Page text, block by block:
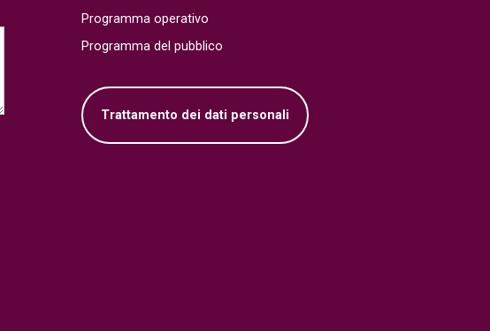
Programma operativo
Programma del pubblico
Trattamento dei dati personali